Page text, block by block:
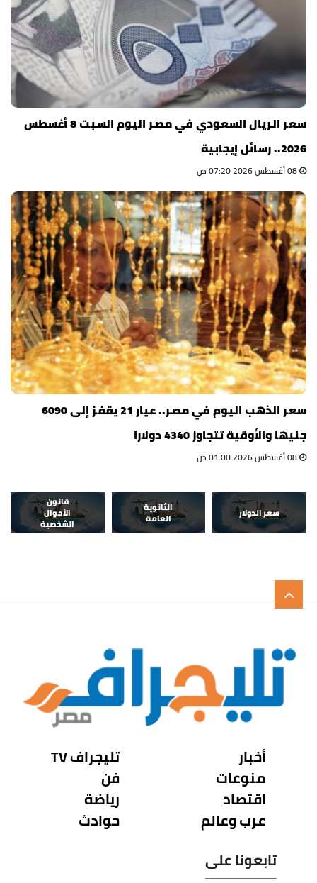
سعر الريال السعودي في مصر اليوم السبت 8 أغسطس
2026.. رسائل إيجابية
سعر الذهب اليوم في مصر.. عيار 21 يقفز إلى 6090
جنيها والأوقية تتجاوز 4340 دولارا
سعر الدولار
الثانوية
العامة
قانون
الأحوال
الشخصية
أخبار
منوعات
اقتصاد
عرب وعالم
تليجراف TV
فن
رياضة
حوادث
تابعونا على